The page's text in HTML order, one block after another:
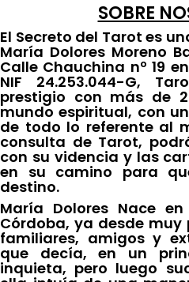
SOBRE
El Secreto del Tarot es
María Dolores Moreno
Calle Chauchina nº 19
NIF 24.253.044-G,
prestigio con más de
mundo espiritual, con
de todo lo referente al
consulta de Tarot,
con su videncia y las
en su camino para
destino.
María Dolores Nace
Córdoba, ya desde
familiares, amigos y
que decía, en un
inquieta, pero luego